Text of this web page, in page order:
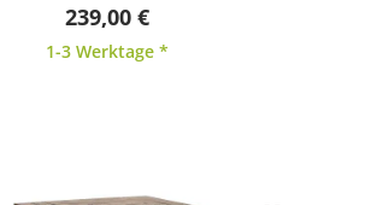
239,00 €
1-3 Werktage *